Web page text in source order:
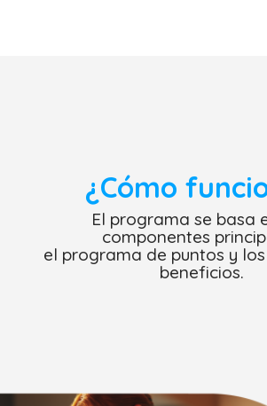
¿Cómo
El programa se basa
componentes
el programa de puntos y
beneficios.